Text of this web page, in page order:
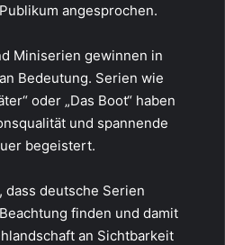
angesprochen.
Miniserien gewinnen in
Bedeutung. Serien wie
oder „Das Boot“ haben
und spannende
begeistert.
dass deutsche Serien
finden und damit
an Sichtbarkeit